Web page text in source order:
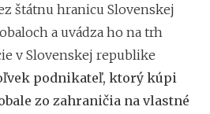
štátnu hranicu Slovenskej
a uvádza ho na trh
v Slovenskej republike
podnikateľ, ktorý kúpi
zo zahraničia na vlastné